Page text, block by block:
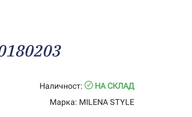
Наличност:
НА СКЛАД
Марка: MILENA STYLE